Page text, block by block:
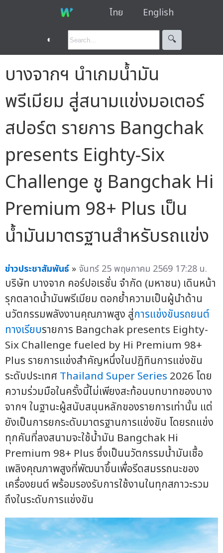
ไทย English
◐ 🔍︎
บางจากฯ นำเกมน้ำมัน
พรีเมียม สู่สนามแข่งมอเตอร์
สปอร์ต รายการ Bangchak
presents Eighty-Six
Challenge ชู Bangchak Hi
Premium 98+ Plus เป็น
น้ำมันมาตรฐานสำหรับรถแข่ง
ข่าวประชาสัมพันธ์ » จันทร์ 25 พฤษภาคม 2569 17:28 น.
บริษัท บางจาก คอร์ปอเรชั่น จำกัด (มหาชน) เดินหน้า
รุกตลาดน้ำมันพรีเมียม ตอกย้ำความเป็นผู้นำด้าน
นวัตกรรมพลังงานคุณภาพสูง สู่การแข่งขันรถยนต์
ทางเรียบรายการ Bangchak presents Eighty-
Six Challenge fueled by Hi Premium 98+
Plus รายการแข่งสำคัญหนึ่งในปฏิทินการแข่งขัน
ระดับประเทศ Thailand Super Series 2026 โดย
ความร่วมมือในครั้งนี้ไม่เพียงสะท้อนบทบาทของบาง
จากฯ ในฐานะผู้สนับสนุนหลักของรายการเท่านั้น แต่
ยังเป็นการยกระดับมาตรฐานการแข่งขัน โดยรถแข่ง
ทุกคันที่ลงสนามจะใช้น้ำมัน Bangchak Hi
Premium 98+ Plus ซึ่งเป็นนวัตกรรมน้ำมันเชื้อ
เพลิงคุณภาพสูงที่พัฒนาขึ้นเพื่อรีดสมรรถนะของ
เครื่องยนต์ พร้อมรองรับการใช้งานในทุกสภาวะรวม
ถึงในระดับการแข่งขัน